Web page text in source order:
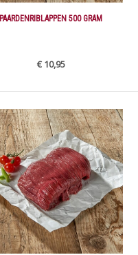
PAARDENRIBLAPPEN 500 GRAM
€ 10,95